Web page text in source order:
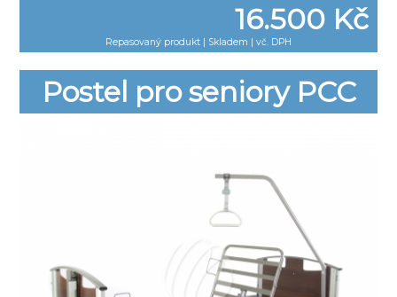
16.500 Kč
Repasovaný produkt | Skladem | vč. DPH
Postel pro seniory PCC